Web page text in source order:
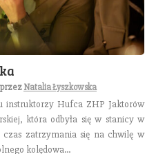
przezNatalia Łyszkowska
instruktorzy Hufca ZHP Jaktorów
która odbyła się w stanicy w
czas zatrzymania się na chwilę w
kolędowa...